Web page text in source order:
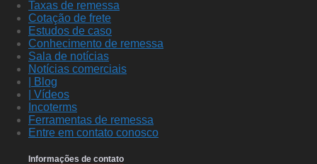
Taxas de remessa
Cotação de frete
Estudos de caso
Conhecimento de remessa
Sala de notícias
Notícias comerciais
| Blog
| Vídeos
Incoterms
Ferramentas de remessa
Entre em contato conosco
Informações de contato